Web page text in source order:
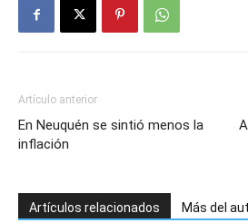
Artículo anterior
En Neuquén se sintió menos la
inflación
Artículos relacionados Más del